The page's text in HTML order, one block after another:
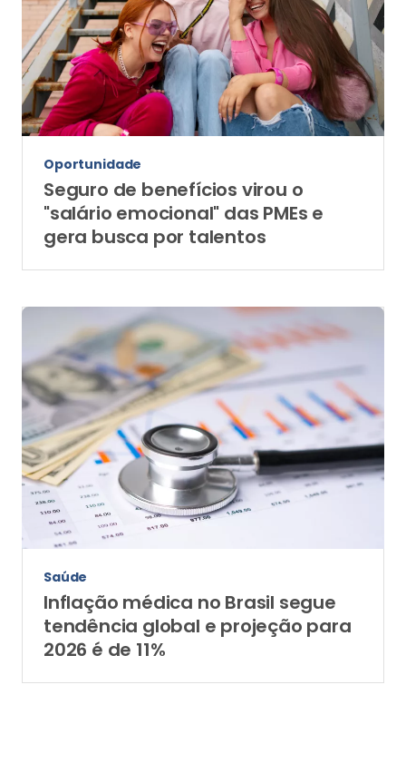
Oportunidade
Seguro de benefícios virou o
"salário emocional" das PMEs e
gera busca por talentos
Saúde
Inflação médica no Brasil segue
tendência global e projeção para
2026 é de 11%